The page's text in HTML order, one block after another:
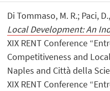
Di Tommaso, M. R.; Paci, D.,
Local Development: An
XIX RENT Conference
Competitiveness and
Naples and Città della
XIX RENT Conference